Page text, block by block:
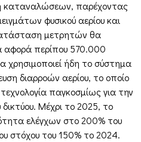
καταναλώσεων, παρέχοντας
φυσικού αερίου και
μετρητών θα
αφορά περίπου 570.000
χρησιμοποιεί ήδη το σύστημα
διαρροών αερίου, το οποίο
παγκοσμίως για την
Μέχρι το 2025, το
ελέγχων στο 200% του
στόχου του 150% το 2024.